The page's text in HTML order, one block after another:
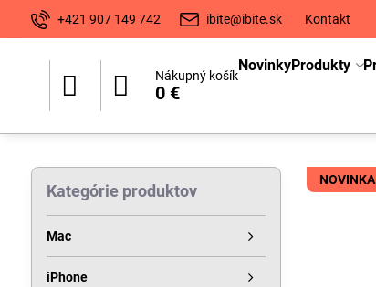
+421 907 149 742 ibite@ibite.sk Kontakt
Nákupný košík
0 €
NovinkyProdukty
NOVINKA
Kategórie produktov
Mac
iPhone